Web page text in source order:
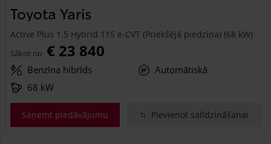
Toyota Yaris
Active Plus 1.5 Hybrid 115 e-CVT (Priekšējā piedziņa) (68 kW)
Sākot no € 23 840
Benzīna hibrīds
Automātiskā
68 kW
Saņemt piedāvājumu Pievienot salīdzināšanai